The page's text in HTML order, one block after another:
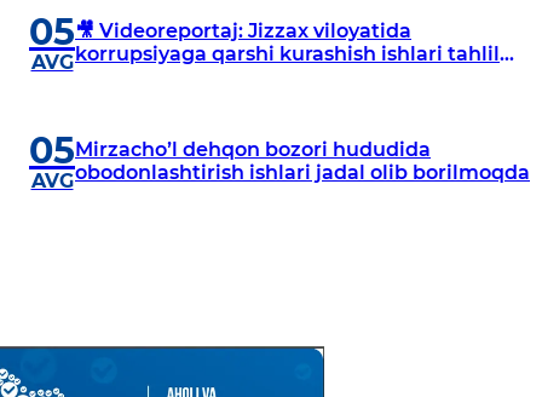
05
AVG
🎥 Videoreportaj: Jizzax viloyatida
korrupsiyaga qarshi kurashish ishlari tahlil
05
AVG
Mirzachoʼl dehqon bozori hududida
obodonlashtirish ishlari jadal olib borilmoqda